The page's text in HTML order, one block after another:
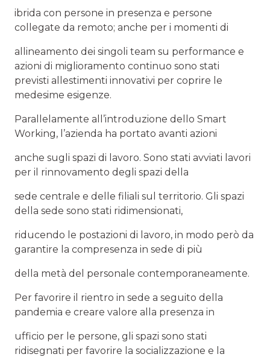
ibrida con persone in presenza e persone
collegate da remoto; anche per i momenti di
allineamento dei singoli team su performance e
azioni di miglioramento continuo sono stati
previsti allestimenti innovativi per coprire le
medesime esigenze.
Parallelamente all’introduzione dello Smart
Working, l’azienda ha portato avanti azioni
anche sugli spazi di lavoro. Sono stati avviati lavori
per il rinnovamento degli spazi della
sede centrale e delle filiali sul territorio. Gli spazi
della sede sono stati ridimensionati,
riducendo le postazioni di lavoro, in modo però da
garantire la compresenza in sede di più
della metà del personale contemporaneamente.
Per favorire il rientro in sede a seguito della
pandemia e creare valore alla presenza in
ufficio per le persone, gli spazi sono stati
ridisegnati per favorire la socializzazione e la